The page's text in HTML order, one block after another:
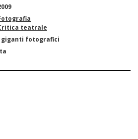
teatrale
giganti fotografici